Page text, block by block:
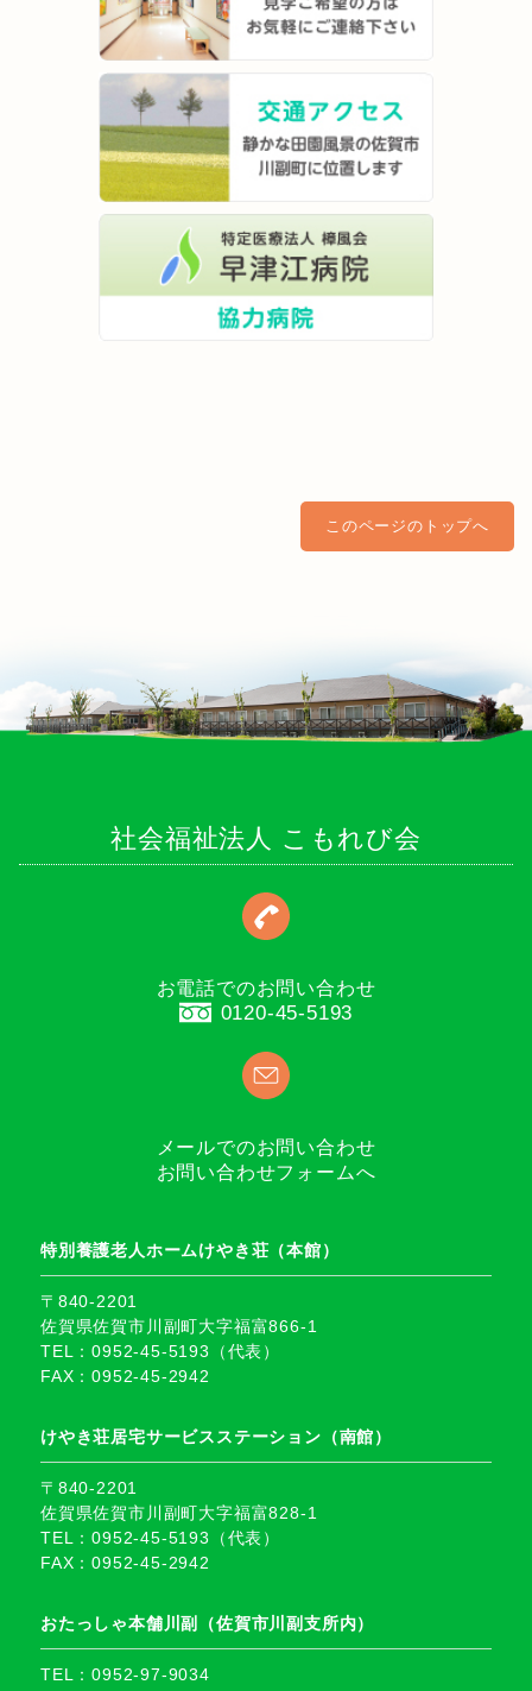
このページのトップへ
社会福祉法人 こもれび会
お電話でのお問い合わせ
0120-45-5193
メールでのお問い合わせ
お問い合わせフォームへ
特別養護老人ホームけやき荘（本館）
〒840-2201
佐賀県佐賀市川副町大字福富866-1
TEL：0952-45-5193（代表）
FAX：0952-45-2942
けやき荘居宅サービスステーション（南館）
〒840-2201
佐賀県佐賀市川副町大字福富828-1
TEL：0952-45-5193（代表）
FAX：0952-45-2942
おたっしゃ本舗川副（佐賀市川副支所内）
TEL：0952-97-9034